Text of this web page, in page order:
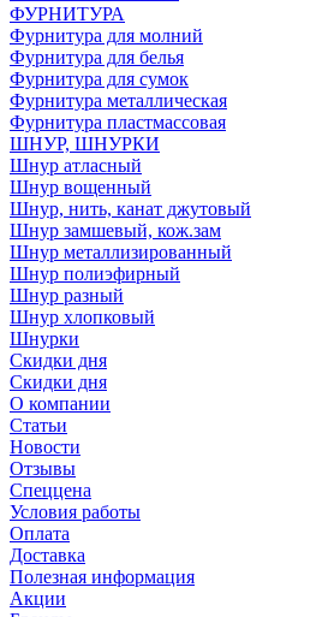
ФУРНИТУРА
Фурнитура для молний
Фурнитура для белья
Фурнитура для сумок
Фурнитура металлическая
Фурнитура пластмассовая
ШНУР, ШНУРКИ
Шнур атласный
Шнур вощенный
Шнур, нить, канат джутовый
Шнур замшевый, кож.зам
Шнур металлизированный
Шнур полиэфирный
Шнур разный
Шнур хлопковый
Шнурки
Скидки дня
Скидки дня
О компании
Статьи
Новости
Отзывы
Спеццена
Условия работы
Оплата
Доставка
Полезная информация
Акции